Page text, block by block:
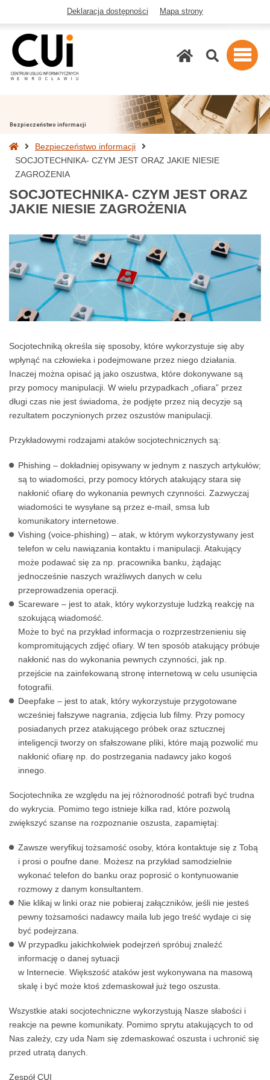
Deklaracja dostępności Mapa strony
Szukaj
Bezpieczeństwo informacji
Strona
główna
Bezpieczeństwo informacji
SOCJOTECHNIKA- CZYM JEST ORAZ JAKIE NIESIE
ZAGROŻENIA
SOCJOTECHNIKA- CZYM JEST ORAZ
JAKIE NIESIE ZAGROŻENIA
Socjotechniką określa się sposoby, które wykorzystuje się aby
wpłynąć na człowieka i podejmowane przez niego działania.
Inaczej można opisać ją jako oszustwa, które dokonywane są
przy pomocy manipulacji. W wielu przypadkach „ofiara” przez
długi czas nie jest świadoma, że podjęte przez nią decyzje są
rezultatem poczynionych przez oszustów manipulacji.
Przykładowymi rodzajami ataków socjotechnicznych są:
Phishing – dokładniej opisywany w jednym z naszych artykułów;
są to wiadomości, przy pomocy których atakujący stara się
nakłonić ofiarę do wykonania pewnych czynności. Zazwyczaj
wiadomości te wysyłane są przez e-mail, smsa lub
komunikatory internetowe.
Vishing (voice-phishing) – atak, w którym wykorzystywany jest
telefon w celu nawiązania kontaktu i manipulacji. Atakujący
może podawać się za np. pracownika banku, żądając
jednocześnie naszych wrażliwych danych w celu
przeprowadzenia operacji.
Scareware – jest to atak, który wykorzystuje ludzką reakcję na
szokującą wiadomość.
Może to być na przykład informacja o rozprzestrzenieniu się
kompromitujących zdjęć ofiary. W ten sposób atakujący próbuje
nakłonić nas do wykonania pewnych czynności, jak np.
przejście na zainfekowaną stronę internetową w celu usunięcia
fotografii.
Deepfake – jest to atak, który wykorzystuje przygotowane
wcześniej fałszywe nagrania, zdjęcia lub filmy. Przy pomocy
posiadanych przez atakującego próbek oraz sztucznej
inteligencji tworzy on sfałszowane pliki, które mają pozwolić mu
nakłonić ofiarę np. do postrzegania nadawcy jako kogoś
innego.
Socjotechnika ze względu na jej różnorodność potrafi być trudna
do wykrycia. Pomimo tego istnieje kilka rad, które pozwolą
zwiększyć szanse na rozpoznanie oszusta, zapamiętaj:
Zawsze weryfikuj tożsamość osoby, która kontaktuje się z Tobą
i prosi o poufne dane. Możesz na przykład samodzielnie
wykonać telefon do banku oraz poprosić o kontynuowanie
rozmowy z danym konsultantem.
Nie klikaj w linki oraz nie pobieraj załączników, jeśli nie jesteś
pewny tożsamości nadawcy maila lub jego treść wydaje ci się
być podejrzana.
W przypadku jakichkolwiek podejrzeń spróbuj znaleźć
informację o danej sytuacji
w Internecie. Większość ataków jest wykonywana na masową
skalę i być może ktoś zdemaskował już tego oszusta.
Wszystkie ataki socjotechniczne wykorzystują Nasze słabości i
reakcje na pewne komunikaty. Pomimo sprytu atakujących to od
Nas zależy, czy uda Nam się zdemaskować oszusta i uchronić się
przed utratą danych.
Zespół CUI